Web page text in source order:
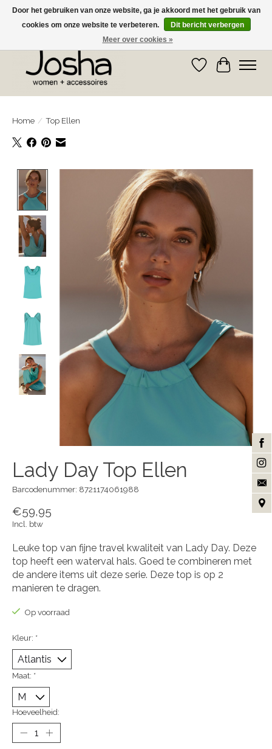
GRATIS OPHALEN IN DE WINKEL EN GRATIS VERZENDING VANAF € 75,00
Verlanglijst
Home / Top Ellen
Product image slideshow Items
Lady Day Top Ellen
Barcodenummer: 8721174061988
€59,95
Incl. btw
Leuke top van fijne travel kwaliteit van Lady Day. Deze
top heeft een waterval hals. Goed te combineren met
de andere items uit deze serie. Deze top is op 2
manieren te dragen.
Op voorraad
Kleur: *
Maat: *
Hoeveelheid:
Door het gebruiken van onze website, ga je akkoord met het gebruik van
cookies om onze website te verbeteren.
Dit bericht verbergen
Meer over cookies »